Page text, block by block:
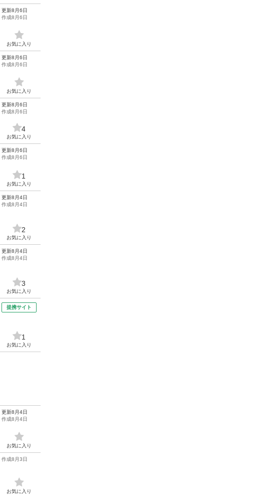
更新8月6日
作成8月6日
お気に入り
更新8月6日
作成8月6日
お気に入り
更新8月6日
作成8月6日
4
お気に入り
更新8月6日
作成8月6日
1
お気に入り
更新8月4日
作成8月4日
2
お気に入り
更新8月4日
作成8月4日
3
お気に入り
提携サイト
1
お気に入り
更新8月4日
作成8月4日
お気に入り
作成8月3日
お気に入り